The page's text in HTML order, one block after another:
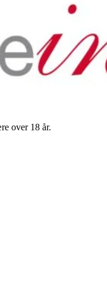
over 18 år.